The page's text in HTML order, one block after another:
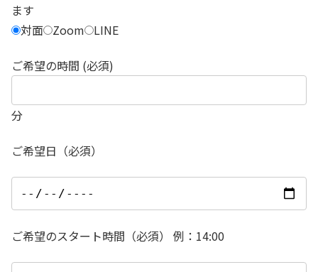
ます
対面 Zoom LINE
ご希望の時間 (必須)
分
ご希望日（必須）
ご希望のスタート時間（必須） 例：14:00